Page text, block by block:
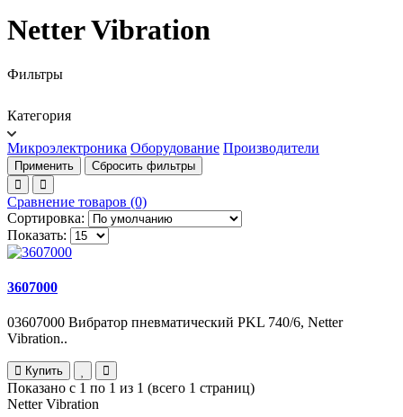
Netter Vibration
Фильтры
Категория
Микроэлектроника Оборудование Производители
Применить Сбросить фильтры
Сравнение товаров (0)
Сортировка:
Показать:
3607000
03607000 Вибратор пневматический PKL 740/6, Netter
Vibration..
Купить
Показано с 1 по 1 из 1 (всего 1 страниц)
Netter Vibration